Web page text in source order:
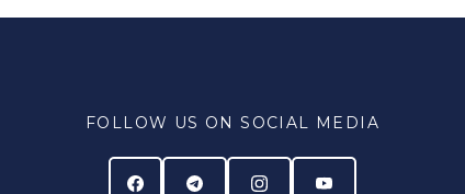
FOLLOW US ON SOCIAL MEDIA